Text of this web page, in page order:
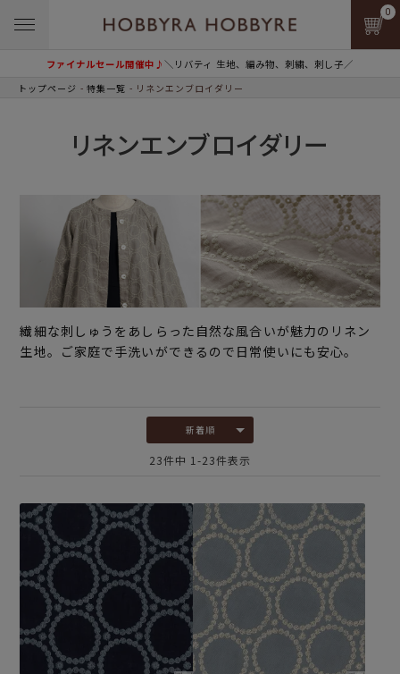
ファイナルセール開催中♪＼リバティ 生地、編み物、刺繍、刺し子／
0
トップページ 特集一覧 リネンエンブロイダリー
リネンエンブロイダリー
繊細な刺しゅうをあしらった自然な風合いが魅力のリネン
生地。ご家庭で手洗いができるので日常使いにも安心。
新着順
23件中 1 -23件表示